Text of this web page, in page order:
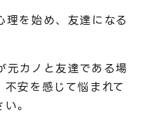
理を始め、友達になる
元カノと友達である場
安を感じて悩まれて
。